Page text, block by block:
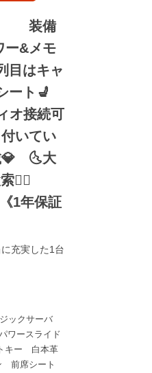
】 装備
ー&メモ
目はキャ
ート💺
オ接続可
いてい
💎 🌜大
索🕵️‍♂️
1年保証
充実した1台
ックサーバ
ワースライド
キー 白本革
前席シート